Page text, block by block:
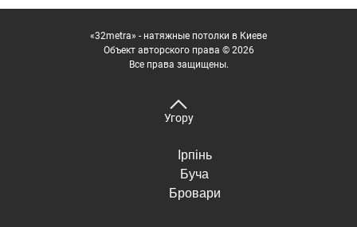
«32metra» - натяжные потолки в Киеве
Объект авторского права © 2026
Все права защищены.
Угору
Ірпінь
Буча
Бровари